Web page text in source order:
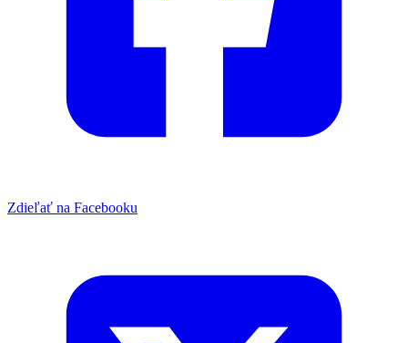
Zdieľať na Facebooku